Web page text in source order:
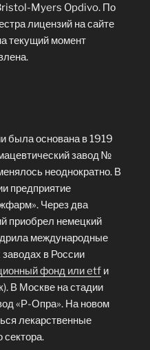
Myers Opdivo. По
лицензий на сайте
текущий момент
была основана в 1919
завод №
неоднократно. В
предприятие
Через два
приобрел немецкий
международные
в России
фонд или etf и
В Москве на стадии
«Р-Опра». На новом
лекарственные
сектора.